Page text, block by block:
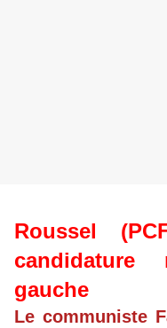
Roussel
gauche
Le communiste